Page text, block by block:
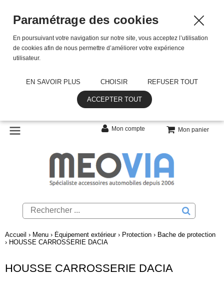
Mon compte Mon panier
Accueil › Menu › Équipement extérieur› Protection › Bache de protection
› HOUSSE CARROSSERIE DACIA
HOUSSE CARROSSERIE DACIA
Paramétrage des cookies
En poursuivant votre navigation sur notre site, vous acceptez l’utilisation
de cookies afin de nous permettre d’améliorer votre expérience
utilisateur.
EN SAVOIR PLUS CHOISIR REFUSER TOUT
ACCEPTER TOUT